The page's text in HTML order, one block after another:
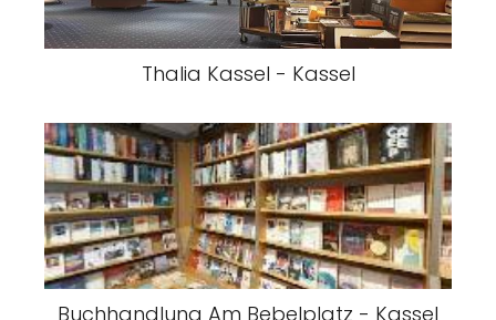
Thalia Kassel - Kassel
Buchhandlung Am Bebelplatz - Kassel